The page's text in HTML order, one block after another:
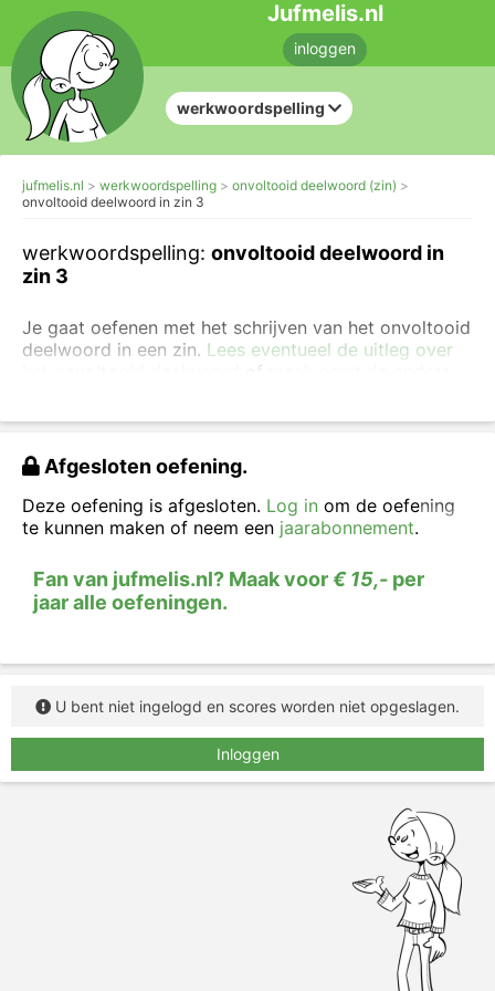
Jufmelis.nl
inloggen
werkwoordspelling
jufmelis.nl werkwoordspelling
onvoltooid deelwoord (zin)
onvoltooid deelwoord in zin 3
werkwoordspelling: onvoltooid deelwoord in
zin 3
Je gaat oefenen met het schrijven van het onvoltooid
deelwoord in een zin. Lees eventueel de uitleg over
of
het onvoltooid deelwoord in.
Afgesloten oefening.
Deze oefening is afgesloten. Log in om de oefening
te kunnen maken of neem een jaarabonnement.
Fan van jufmelis.nl? Maak voor€ 15,- per
jaar alle oefeningen.
U bent niet ingelogd en scores worden niet opgeslagen.
Inloggen